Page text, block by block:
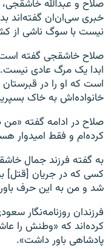
خبری سی‌ان‌ان گفته‌اند
نیست با سوگ ناشی از
صلاح خاشقجی گفته
ابدا یک مرگ عادی
است که او را در قبرستان
خانواده‌اش به خاک
صلاح در ادامه گفته
کرده‌ام و فقط امیدوار
به گفته فرزند جمال
کسی که در جریان [قتل]
شد و من به این حرف باور
فرزندان روزنامه‌نگار
کرده‌اند که «وطنش را
پادشاهی باور داشت».